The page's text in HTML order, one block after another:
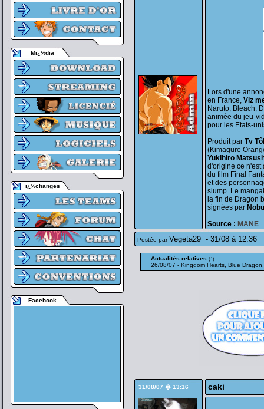
Mï¿½dia
ï¿½changes
Facebook
Lors d'une
en France, Viz
Naruto, Bleach,
animée du jeu-
pour les Etats-
Produit par Tv
(Kimagure
Yukihiro
d'origine ce
du film Final
et des
slump. Le
la fin de Dragon
signées par
Source : MANE
Postée parVegeta29 - 31/08 à 12:36
Actualités relatives (1) :
26/08/07 - Kingdom Hearts, Blue
31/08/07 � 13:16 caki